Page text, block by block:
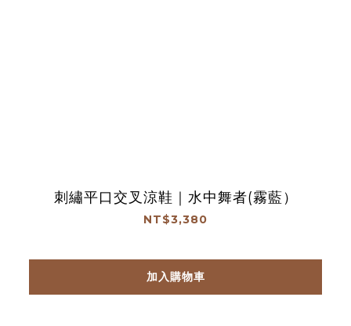
刺繡平口交叉涼鞋｜水中舞者(霧藍）
NT$3,380
加入購物車